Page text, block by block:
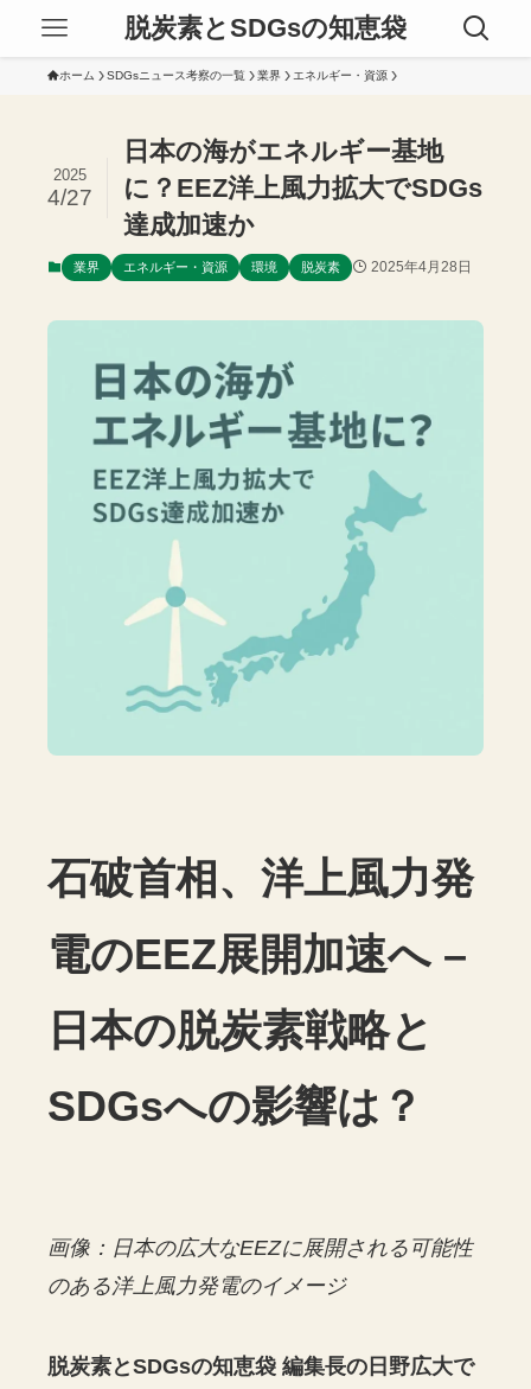
脱炭素とSDGsの知恵袋
ホーム SDGsニュース考察の一覧 業界 エネルギー・資源
日本の海がエネルギー基地
に？EEZ洋上風力拡大でSDGs
達成加速か
2025
4/27
業界 エネルギー・資源 環境 脱炭素 2025年4月28日
石破首相、洋上風力発
電のEEZ展開加速へ –
日本の脱炭素戦略と
SDGsへの影響は？
画像：日本の広大なEEZに展開される可能性
のある洋上風力発電のイメージ
脱炭素とSDGsの知恵袋 編集長の日野広大で